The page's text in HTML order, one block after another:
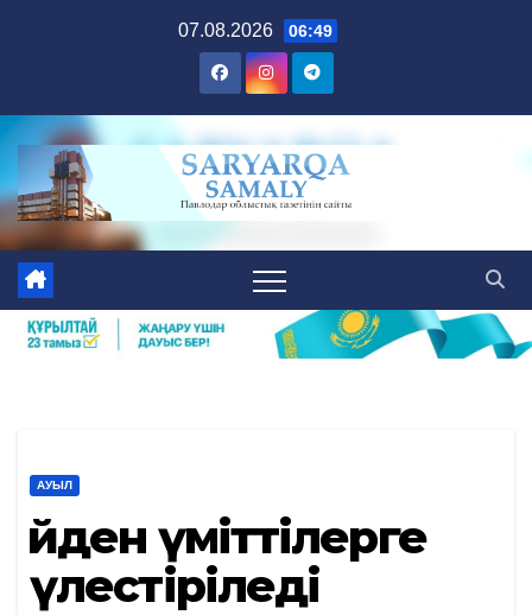
07.08.2026 06:49
АУЫЛ
Үйден үміттілерге
үлестіріледі